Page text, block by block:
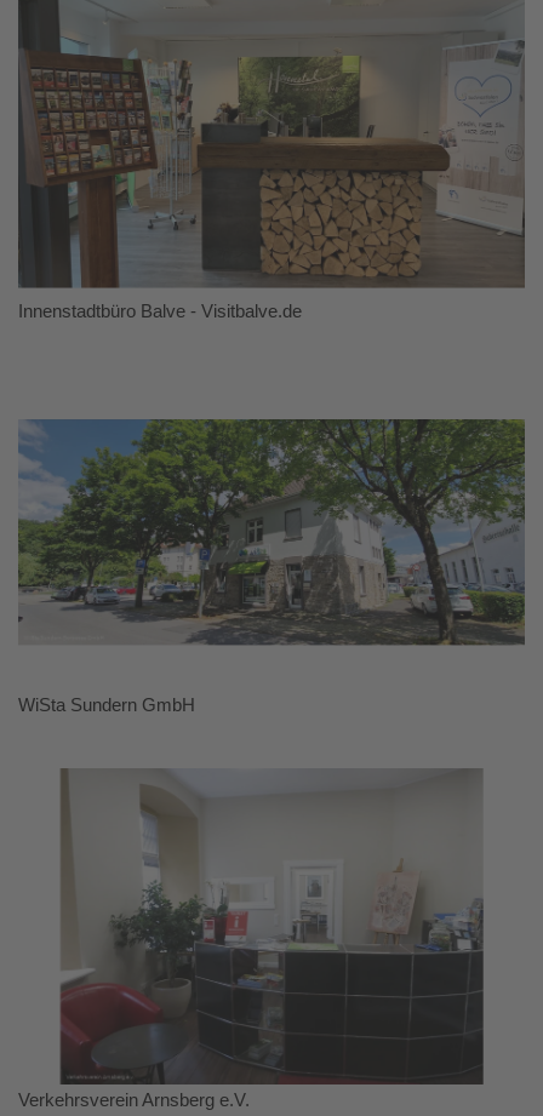
Innenstadtbüro Balve - Visitbalve.de
WiSta Sundern GmbH
Verkehrsverein Arnsberg e.V.